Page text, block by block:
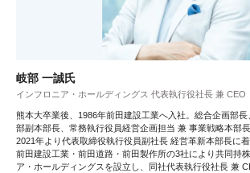
岐部 一誠氏
インフロニア・ホールディングス 代表執行役社長 兼 CEO
熊本大卒業後、1986年前田建設工業へ入社。総合企画部
部副本部長、常務執行役員経営企画担当 兼 事業戦略本部
2021年より代表取締役執行役員副社長 経営革新本部長に着
前田建設工業・前田道路・前田製作所の3社により共同持
ア・ホールディングスを設立し、同社代表執行役社長 兼